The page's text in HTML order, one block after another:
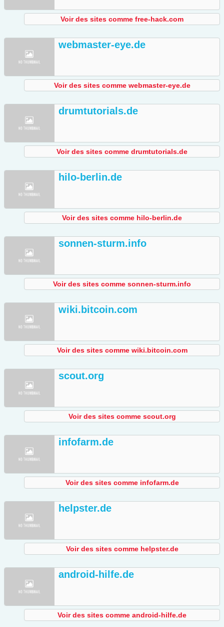
Voir des sites comme free-hack.com
webmaster-eye.de
Voir des sites comme webmaster-eye.de
drumtutorials.de
Voir des sites comme drumtutorials.de
hilo-berlin.de
Voir des sites comme hilo-berlin.de
sonnen-sturm.info
Voir des sites comme sonnen-sturm.info
wiki.bitcoin.com
Voir des sites comme wiki.bitcoin.com
scout.org
Voir des sites comme scout.org
infofarm.de
Voir des sites comme infofarm.de
helpster.de
Voir des sites comme helpster.de
android-hilfe.de
Voir des sites comme android-hilfe.de